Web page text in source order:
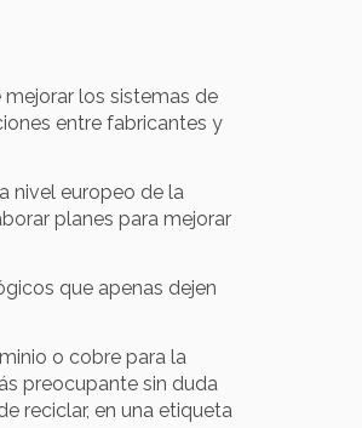
los sistemas de
entre fabricantes y
nivel europeo de la
planes para mejorar
que apenas dejen
o cobre para la
preocupante sin duda
reciclar, en una etiqueta